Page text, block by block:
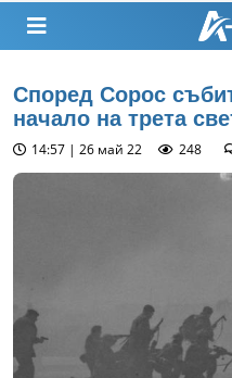
Според Сорос
начало на трета
14:57 | 26 май 22 248